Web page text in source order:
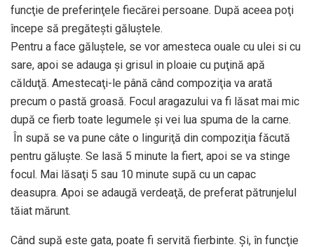
funcţie de preferinţele fiecărei persoane. După aceea poţi
începe să pregăteşti găluştele.
Pentru a face găluştele, se vor amesteca ouale cu ulei si cu
sare, apoi se adauga şi grisul in ploaie cu puţină apă
călduţă. Amestecaţi-le până când compoziţia va arată
precum o pastă groasă. Focul aragazului va fi lăsat mai mic
după ce fierb toate legumele şi vei lua spuma de la carne.
În supă se va pune câte o linguriţă din compoziţia făcută
pentru găluşte. Se lasă 5 minute la fiert, apoi se va stinge
focul. Mai lăsaţi 5 sau 10 minute supă cu un capac
deasupra. Apoi se adaugă verdeaţă, de preferat pătrunjelul
tăiat mărunt.
Când supă este gata, poate fi servită fierbinte. Şi, în funcţie